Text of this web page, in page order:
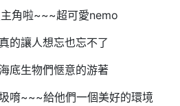
角啦~~~超可愛nemo
的讓人想忘也忘不了
底生物們愜意的游著
唷~~~給他們一個美好的環境